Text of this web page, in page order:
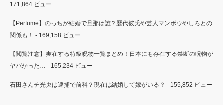
171,864 ビュー
【Perfume】のっちが結婚で旦那は誰？歴代彼氏や芸人マンボウやしろとの
関係も！ - 169,158 ビュー
【閲覧注意】実在する特級呪物一覧まとめ！日本にも存在する禁断の呪物が
ヤバかった…
- 165,234 ビュー
石田さんチ光央は逮捕で前科？現在は結婚して嫁がいる？ - 155,852 ビュー